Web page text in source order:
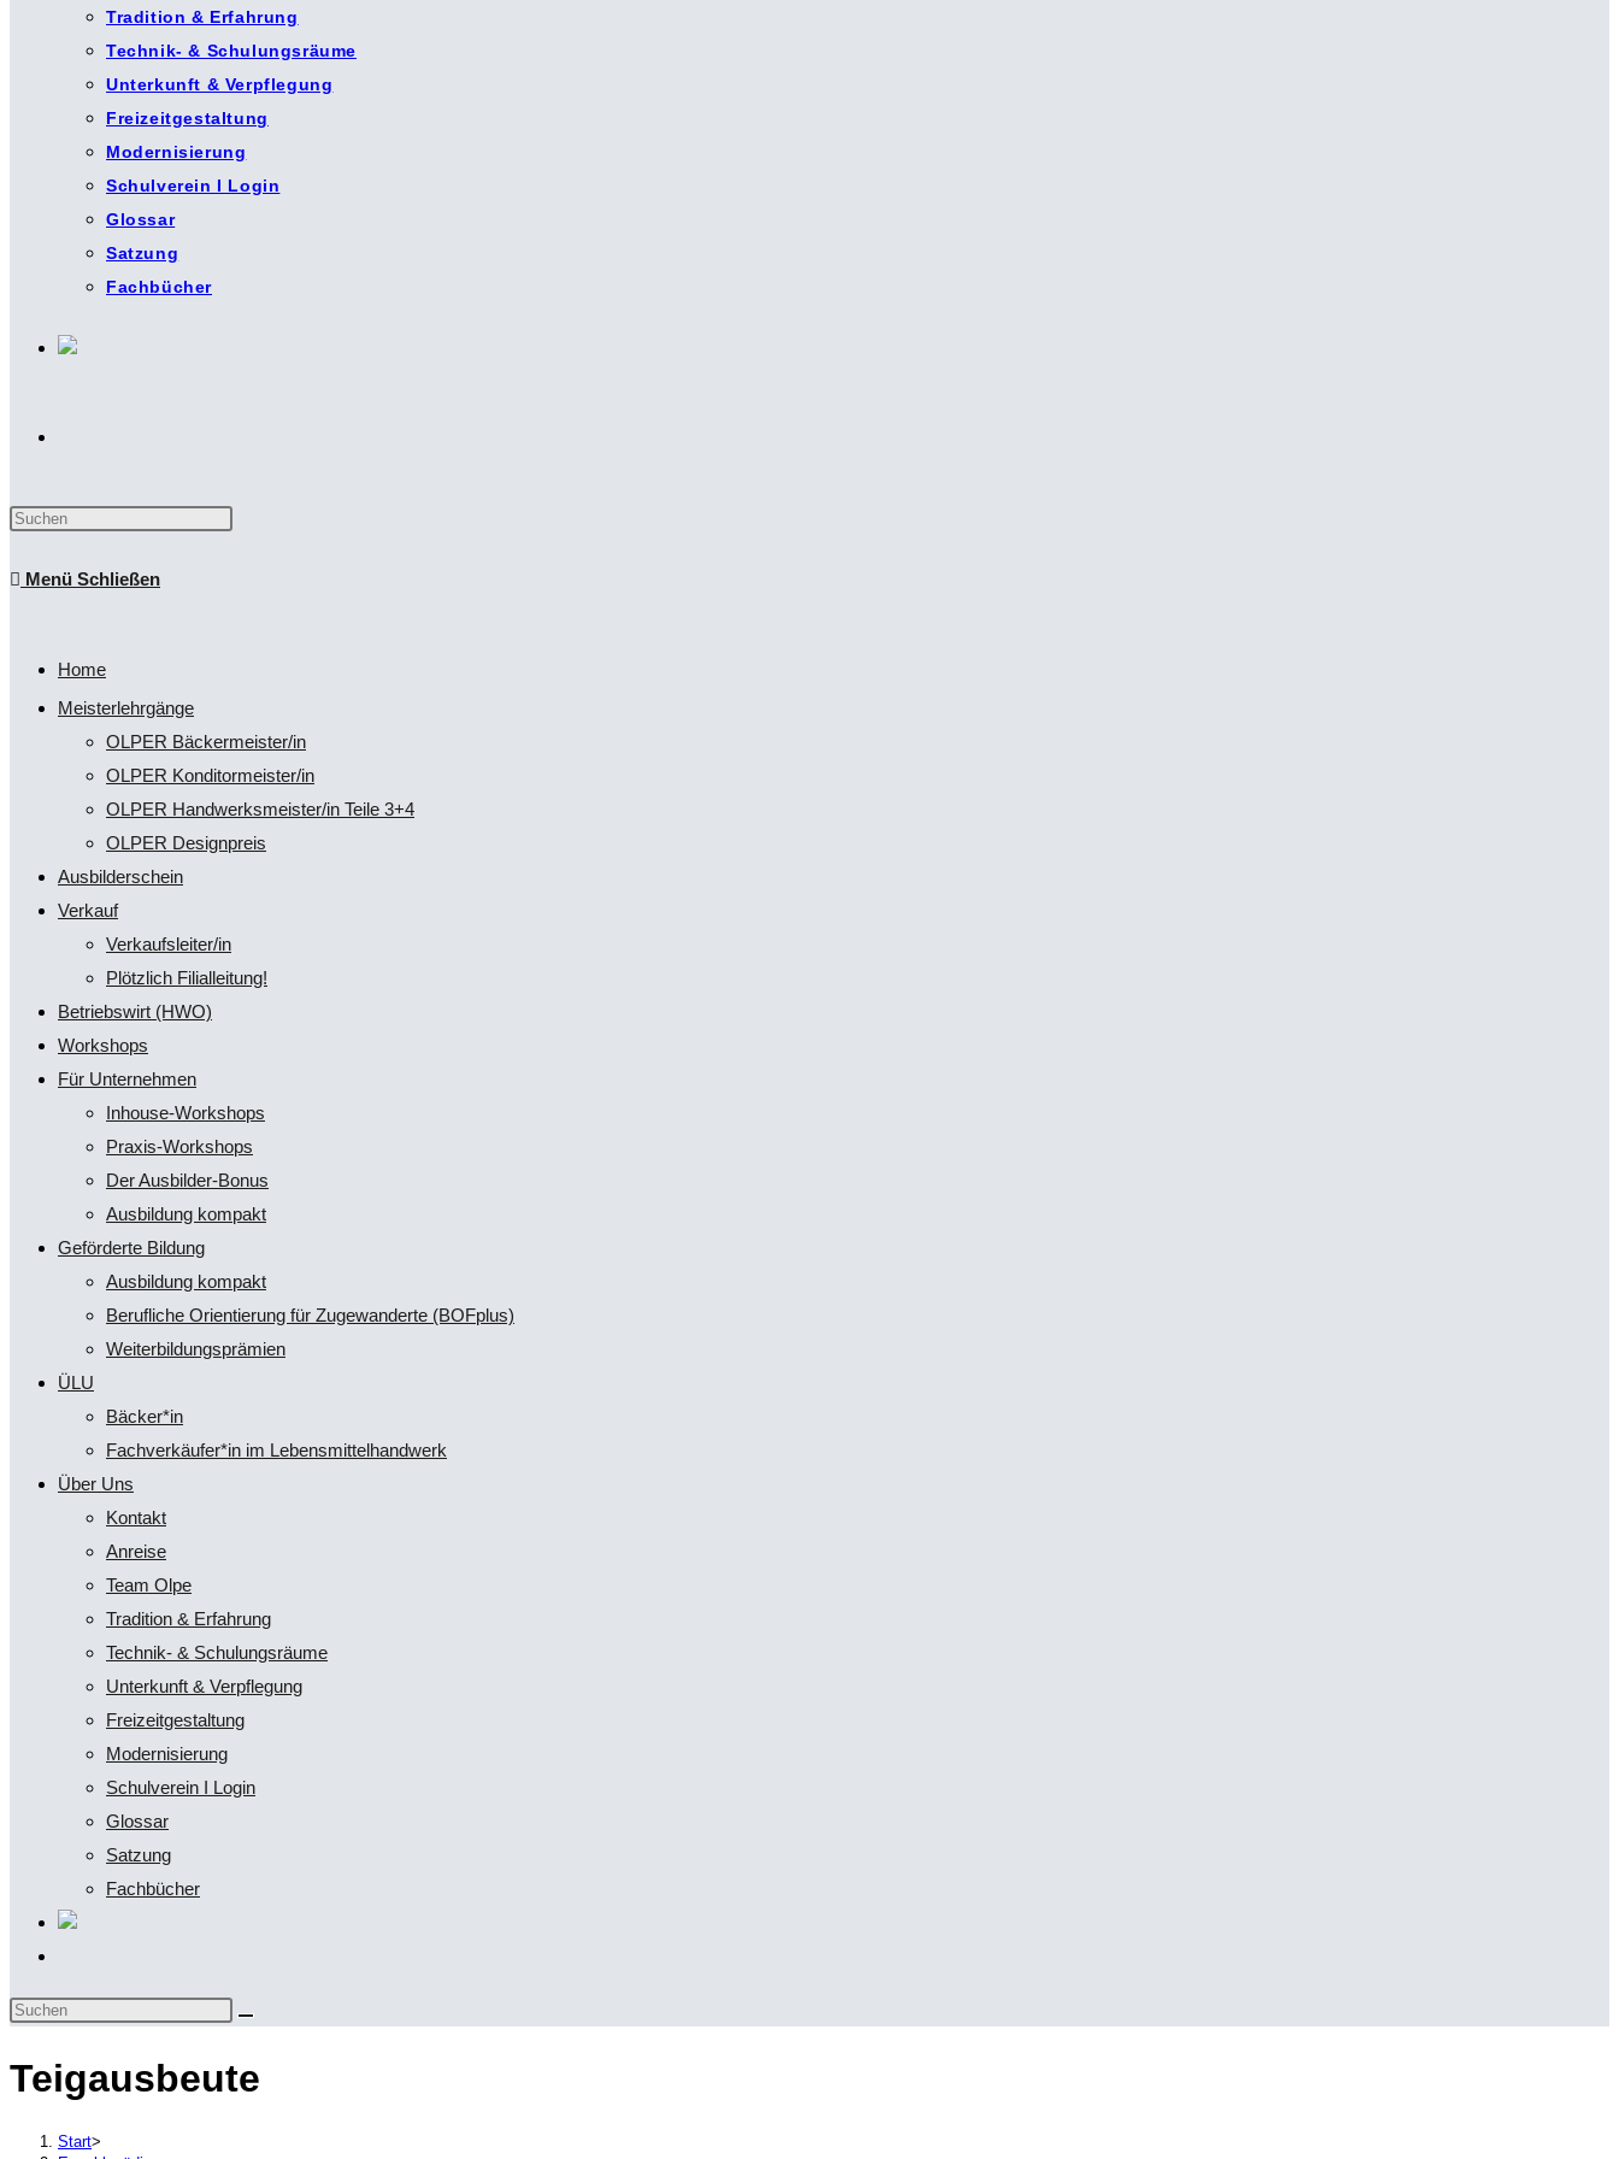
Tradition & Erfahrung
Technik- & Schulungsräume
Unterkunft & Verpflegung
Freizeitgestaltung
Modernisierung
Schulverein I Login
Glossar
Satzung
Fachbücher
Suche
Menü Schließen
Home
Meisterlehrgänge
OLPER Bäckermeister/in
OLPER Konditormeister/in
OLPER Handwerksmeister/in Teile 3+4
OLPER Designpreis
Ausbilderschein
Verkauf
Verkaufsleiter/in
Plötzlich Filialleitung!
Betriebswirt (HWO)
Workshops
Für Unternehmen
Inhouse-Workshops
Praxis-Workshops
Der Ausbilder-Bonus
Ausbildung kompakt
Geförderte Bildung
Ausbildung kompakt
Berufliche Orientierung für Zugewanderte (BOFplus)
Weiterbildungsprämien
ÜLU
Bäcker*in
Fachverkäufer*in im Lebensmittelhandwerk
Über Uns
Kontakt
Anreise
Team Olpe
Tradition & Erfahrung
Technik- & Schulungsräume
Unterkunft & Verpflegung
Freizeitgestaltung
Modernisierung
Schulverein I Login
Glossar
Satzung
Fachbücher
umschalten
Diese
durchsuchen
Teigausbeute
Start>